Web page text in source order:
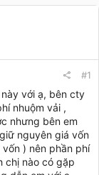
#1
với ạ, bên cty
nhuộm vải ,
nhưng bên em
nguyên giá vốn
) nên phần phí
chị nào có gặp